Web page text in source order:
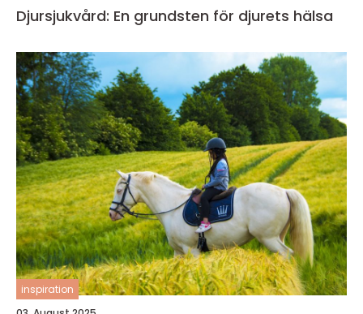
Djursjukvård: En grundsten för djurets hälsa
inspiration